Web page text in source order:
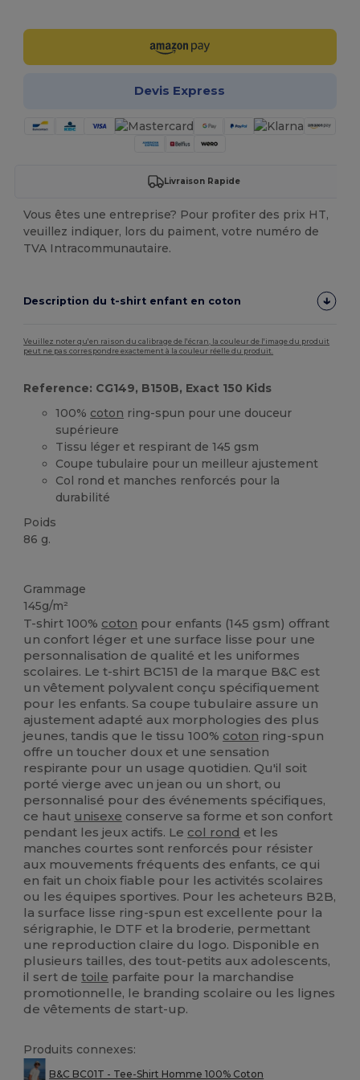
Devis Express
Livraison Rapide
Vous êtes une entreprise? Pour profiter des prix HT,
veuillez indiquer, lors du paiment, votre numéro de
TVA Intracommunautaire.
Description du t-shirt enfant en coton
Veuillez noter qu'en raison du calibrage de l'écran, la couleur de l'image du produit
peut ne pas correspondre exactement à la couleur réelle du produit.
Reference: CG149, B150B, Exact 150 Kids
100% coton ring-spun pour une douceur
supérieure
Tissu léger et respirant de 145 gsm
Coupe tubulaire pour un meilleur ajustement
Col rond et manches renforcés pour la
durabilité
Poids
86 g.
Grammage
145g/m²
T-shirt 100% coton pour enfants (145 gsm) offrant
un confort léger et une surface lisse pour une
personnalisation de qualité et les uniformes
scolaires. Le t-shirt BC151 de la marque B&C est
un vêtement polyvalent conçu spécifiquement
pour les enfants. Sa coupe tubulaire assure un
ajustement adapté aux morphologies des plus
jeunes, tandis que le tissu 100% coton ring-spun
offre un toucher doux et une sensation
respirante pour un usage quotidien. Qu'il soit
porté vierge avec un jean ou un short, ou
personnalisé pour des événements spécifiques,
ce haut unisexe conserve sa forme et son confort
pendant les jeux actifs. Le col rond et les
manches courtes sont renforcés pour résister
aux mouvements fréquents des enfants, ce qui
en fait un choix fiable pour les activités scolaires
ou les équipes sportives. Pour les acheteurs B2B,
la surface lisse ring-spun est excellente pour la
sérigraphie, le DTF et la broderie, permettant
une reproduction claire du logo. Disponible en
plusieurs tailles, des tout-petits aux adolescents,
il sert detoile parfaite pour la marchandise
promotionnelle, le branding scolaire ou les lignes
de vêtements de start-up.
Produits connexes:
B&C BC01T - Tee-Shirt Homme 100% Coton